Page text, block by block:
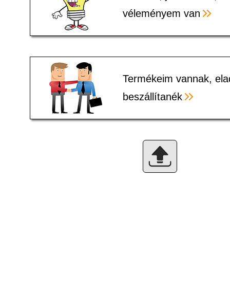
véleményem van
Termékeim vannak,
beszállítanék